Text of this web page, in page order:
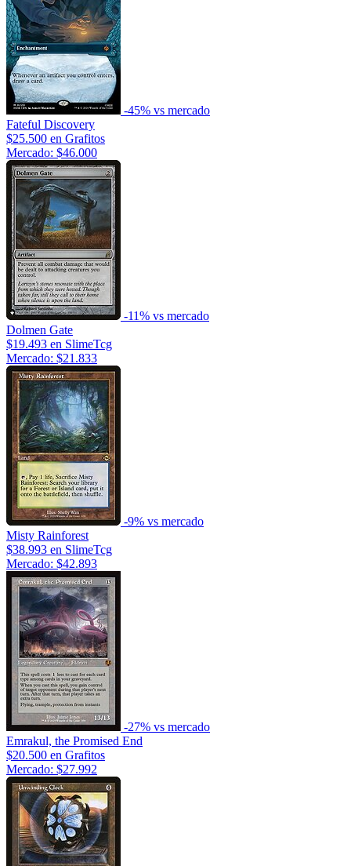
-45% vs mercado
Fateful Discovery
$25.500 en Grafitos
Mercado: $46.000
-11% vs mercado
Dolmen Gate
$19.493 en SlimeTcg
Mercado: $21.833
-9% vs mercado
Misty Rainforest
$38.993 en SlimeTcg
Mercado: $42.893
-27% vs mercado
Emrakul, the Promised End
$20.500 en Grafitos
Mercado: $27.992